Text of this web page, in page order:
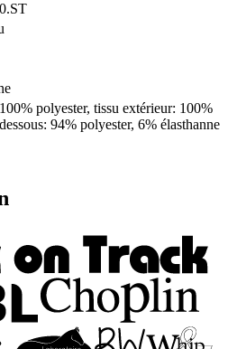
polyester, tissu extérieur: 100%
94% polyester, 6% élasthanne